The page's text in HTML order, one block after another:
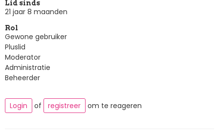
Lid sinds
21 jaar 8 maanden
Rol
Gewone gebruiker
Pluslid
Moderator
Administratie
Beheerder
Login of registreer om te reageren